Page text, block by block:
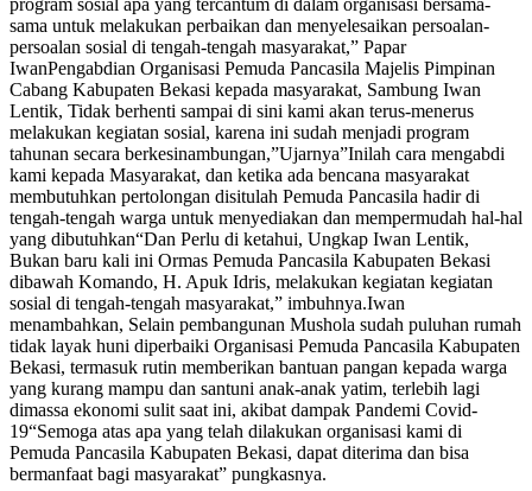
program sosial apa yang tercantum di dalam organisasi bersama-
sama untuk melakukan perbaikan dan menyelesaikan persoalan-
persoalan sosial di tengah-tengah masyarakat,” Papar
IwanPengabdian Organisasi Pemuda Pancasila Majelis Pimpinan
Cabang Kabupaten Bekasi kepada masyarakat, Sambung Iwan
Lentik, Tidak berhenti sampai di sini kami akan terus-menerus
melakukan kegiatan sosial, karena ini sudah menjadi program
tahunan secara berkesinambungan,”Ujarnya”Inilah cara mengabdi
kami kepada Masyarakat, dan ketika ada bencana masyarakat
membutuhkan pertolongan disitulah Pemuda Pancasila hadir di
tengah-tengah warga untuk menyediakan dan mempermudah hal-hal
yang dibutuhkan“Dan Perlu di ketahui, Ungkap Iwan Lentik,
Bukan baru kali ini Ormas Pemuda Pancasila Kabupaten Bekasi
dibawah Komando, H. Apuk Idris, melakukan kegiatan kegiatan
sosial di tengah-tengah masyarakat,” imbuhnya.Iwan
menambahkan, Selain pembangunan Mushola sudah puluhan rumah
tidak layak huni diperbaiki Organisasi Pemuda Pancasila Kabupaten
Bekasi, termasuk rutin memberikan bantuan pangan kepada warga
yang kurang mampu dan santuni anak-anak yatim, terlebih lagi
dimassa ekonomi sulit saat ini, akibat dampak Pandemi Covid-
19“Semoga atas apa yang telah dilakukan organisasi kami di
Pemuda Pancasila Kabupaten Bekasi, dapat diterima dan bisa
bermanfaat bagi masyarakat” pungkasnya.